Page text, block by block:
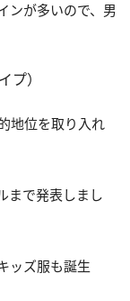
ンが多いので、男
プ）
地位を取り入れ
まで発表しまし
ッズ服も誕生